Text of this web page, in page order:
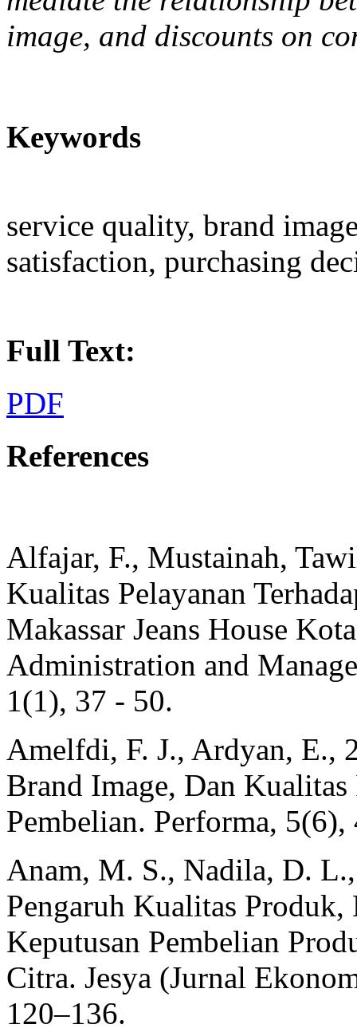
image, and discounts on
Keywords
service quality, brand
satisfaction, purchasing
Full Text:
PDF
References
Alfajar, F., Mustainah,
Kualitas Pelayanan
Makassar Jeans House
Administration and
1(1), 37 - 50.
Amelfdi, F. J., Ardyan, E.,
Brand Image, Dan
Pembelian. Performa, 5(6),
Anam, M. S., Nadila, D.
Pengaruh Kualitas Produk,
Keputusan Pembelian
Citra. Jesya (Jurnal
120–136.